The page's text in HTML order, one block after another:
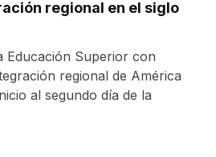
regional en el siglo
Educación Superior con
regional de América
al segundo día de la